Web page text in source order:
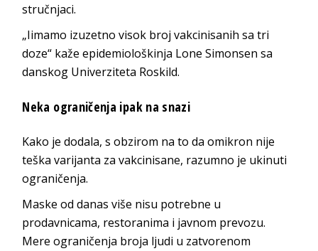
stručnjaci.
„Iimamo izuzetno visok broj vakcinisanih sa tri
doze“ kaže epidemiološkinja Lone Simonsen sa
danskog Univerziteta Roskild.
Neka ograničenja ipak na snazi
Kako je dodala, s obzirom na to da omikron nije
teška varijanta za vakcinisane, razumno je ukinuti
ograničenja.
Maske od danas više nisu potrebne u
prodavnicama, restoranima i javnom prevozu.
Mere ograničenja broja ljudi u zatvorenom